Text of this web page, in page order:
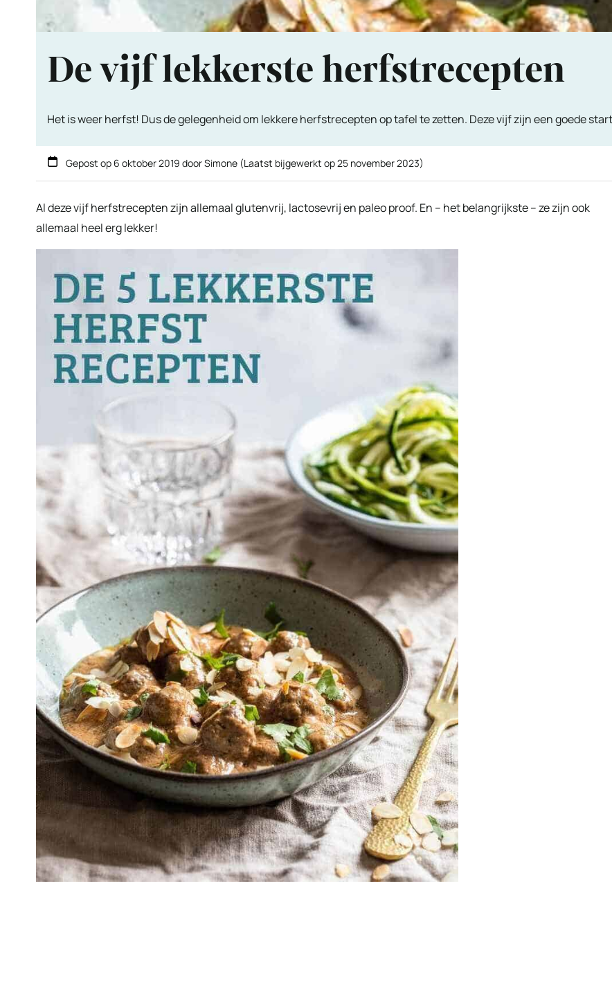
De vijf lekkerste herfstrecepten
Het is weer herfst! Dus de gelegenheid om lekkere herfstrecepten op tafel te zetten. Deze vijf zijn een goede
Gepost op 6 oktober 2019 doorSimone (Laatst bijgewerkt op25 november 2023)
Al deze vijf herfstrecepten zijn allemaal glutenvrij, lactosevrij en paleo proof. En – het belangrijkste – ze zijn ook
allemaal heel erg lekker!